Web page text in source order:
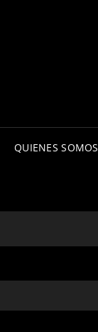
QUIENES SOMOS